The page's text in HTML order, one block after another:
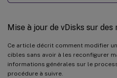
Mise à jour de vDisks sur des
Ce article décrit comment modifier
cibles sans avoir à les reconfigurer
informations générales sur le
procédure à suivre.